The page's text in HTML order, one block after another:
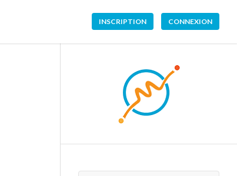
INSCRIPTION CONNEXION